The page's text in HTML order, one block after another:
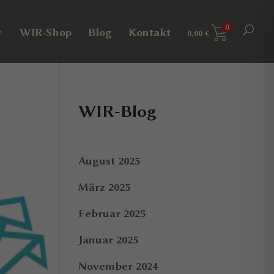
WIR-Shop Blog Kontakt 0,00 €
0
WIR-Blog
August 2025
März 2025
Februar 2025
Januar 2025
November 2024